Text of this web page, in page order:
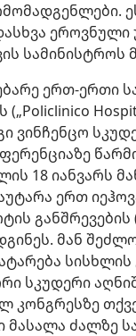
ეროვნული
სამინისტროს
ერთ-ერთი
ვინჩენცო
18 იანვარს
ერთ
განშრევების
მან
სისხლის
სკუდერი
კონგრესზე
მასალა ძალზე